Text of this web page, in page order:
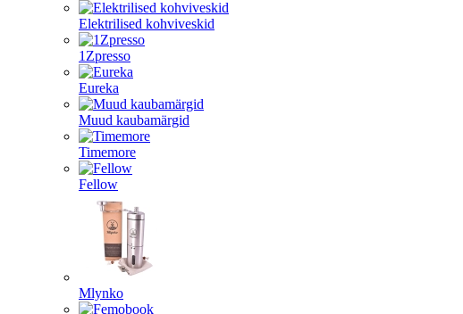
Elektrilised kohviveskid
1Zpresso
Eureka
Muud kaubamärgid
Timemore
Fellow
Mlynko